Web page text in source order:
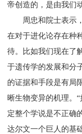
帝创造的，是由我们
周忠和院士表示
在对于进化论存在种
待。比如我们现在了
于遗传学的发展和分
的证据和手段是有局
晰生物变异的机理。
定整个学说是不正确
达尔文一个巨人的基